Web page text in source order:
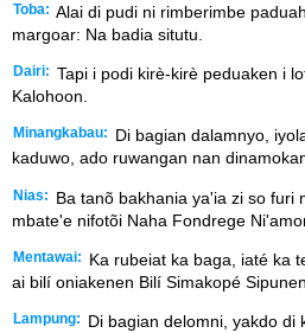
Toba: Alai di pudi ni rimberimbe
margoar: Na badia situtu.
Dairi: Tapi i podi kirè-kirè peduaken i
Kalohoon.
Minangkabau:
Di bagian dalamnyo,
kaduwo, ado ruwangan nan
Nias:
Ba tanõ bakhania ya'ia zi so furi
mbate'e nifotõi Naha Fondrege
Mentawai:
Ka rubeiat ka baga, iaté ka
ai bilí oniakenen Bilí Simakopé
Lampung:
Di bagian delomni, yakdo di